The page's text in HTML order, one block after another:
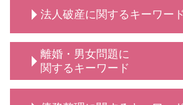
学校 いじめ 対応
保護者クレーム 理不尽
顧問 契約
診療 拒否
顧問弁護士 メリット
動物病院側・獣医師側 法律相
弁護士 相談 獣医師側
弁護士 誹謗中傷対策
動物病院向け 弁護士 サービス
動物病院向け 弁護士
動物病院向け各種サービス 相
契約交渉 契約書作成等 弁護士
契約書 弁護士
依頼 契約書サポート
契約書 書き方 弁護士
弁護士 契約交渉 契約書作成
法人破産に関するキーワー
必要書類 法人破産
法人破産 代表者
法人破産 デメリット
離婚・男女問題に
関するキーワード